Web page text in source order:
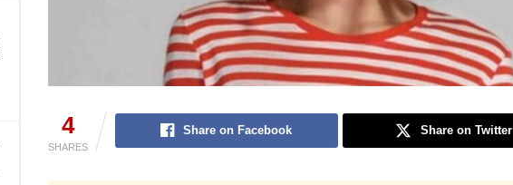
4
SHARES
Share on Facebook Share on Twitter